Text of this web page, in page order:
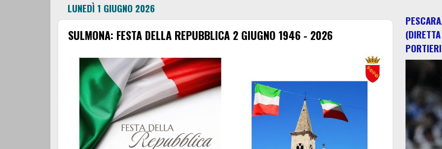
LUNEDÌ 1 GIUGNO 2026
SULMONA: FESTA DELLA REPUBBLICA 2 GIUGNO 1946 - 2026
PORTIERI